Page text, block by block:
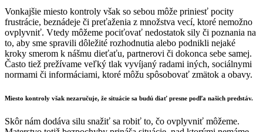
Vonkajšie miesto kontroly však so sebou môže priniesť pocity
frustrácie, beznádeje či preťaženia z množstva vecí, ktoré nemožno
ovplyvniť. Vtedy môžeme pociťovať nedostatok sily či poznania na
to, aby sme spravili dôležité rozhodnutia alebo podnikli nejaké
kroky smerom k nášmu dieťaťu, partnerovi či dokonca sebe samej.
Často tiež prežívame veľký tlak vyvíjaný radami iných, sociálnymi
normami či informáciami, ktoré môžu spôsobovať zmätok a obavy.
Miesto kontroly však nezaručuje, že situácie sa budú diať presne podľa našich predstáv.
Skôr nám dodáva silu snažiť sa robiť to, čo ovplyvniť môžeme.